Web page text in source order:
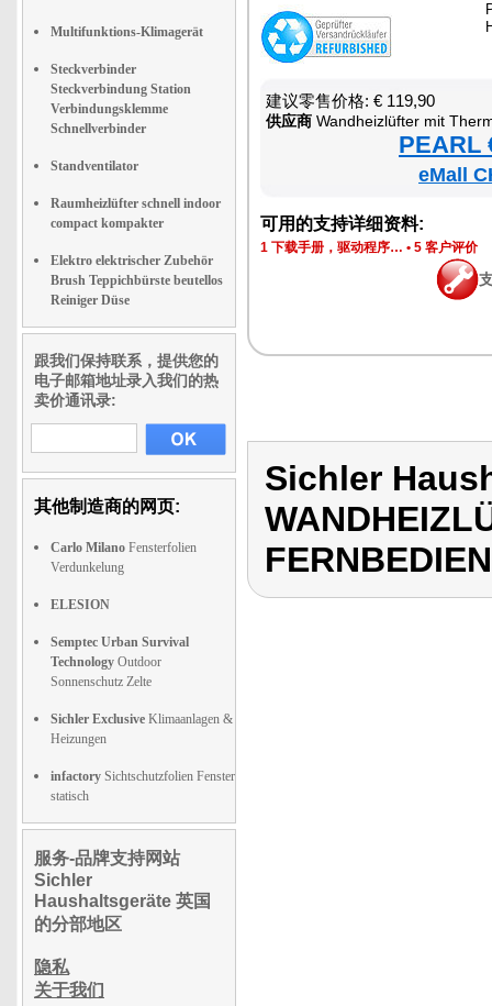
Multifunktions-Klimagerät
Steckverbinder
Steckverbindung Station
Verbindungsklemme
Schnellverbinder
Standventilator
Raumheizlüfter schnell indoor
compact kompakter
Elektro elektrischer Zubehör
Brush Teppichbürste beutellos
Reiniger Düse
跟我们保持联系，提供您的
电子邮箱地址录入我们的热
卖价通讯录:
其他制造商的网页:
Carlo Milano Fensterfolien
Verdunkelung
ELESION
Semptec Urban Survival
Technology Outdoor
Sonnenschutz Zelte
Sichler Exclusive Klimaanlagen &
Heizungen
infactory Sichtschutzfolien Fenster
statisch
服务-品牌支持网站
Sichler
Haushaltsgeräte 英国
的分部地区
隐私
关于我们
建议零售价格: € 119,90
供应商 Wandheizlüfter mit
PEARL
eMall
可用的支持详细资料:
1 下载手册，驱动程序… • 5 客户评价
Sichler